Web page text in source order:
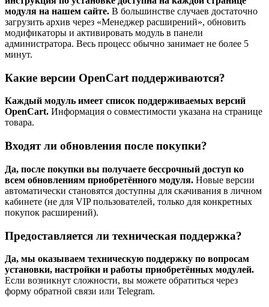
модуля на нашем сайте. В большинстве случаев достаточно
загрузить архив через «Менеджер расширений», обновить
модификаторы и активировать модуль в панели
администратора. Весь процесс обычно занимает не более 5
минут.
Какие версии OpenCart поддерживаются?
Каждый модуль имеет список поддерживаемых версий
OpenCart. Информация о совместимости указана на странице
товара.
Входят ли обновления после покупки?
Да, после покупки вы получаете бессрочный доступ ко
всем обновлениям приобретённого модуля. Новые версии
автоматически становятся доступны для скачивания в личном
кабинете (не для VIP пользователей, только для конкретных
покупок расширений).
Предоставляется ли техническая поддержка?
Да, мы оказываем техническую поддержку по вопросам
установки, настройки и работы приобретённых модулей.
Если возникнут сложности, вы можете обратиться через
форму обратной связи или Telegram.